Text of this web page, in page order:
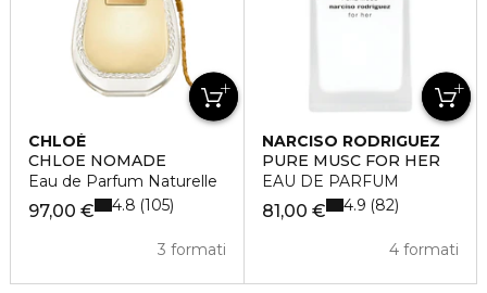
CHLOÉ
CHLOE NOMADE
Eau de Parfum Naturelle
97,00 €
3 formati
4.8 105
NARCISO RODRIGUEZ
PURE MUSC FOR HER
EAU DE PARFUM
81,00 €
4 formati
4.9 82